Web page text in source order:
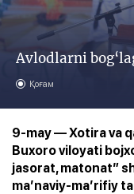
Avlodlarni
Қоғам
9-may — Xotira va
Buxoro viloyati
jasorat, matonat”
ma’naviy-ma’rifiy